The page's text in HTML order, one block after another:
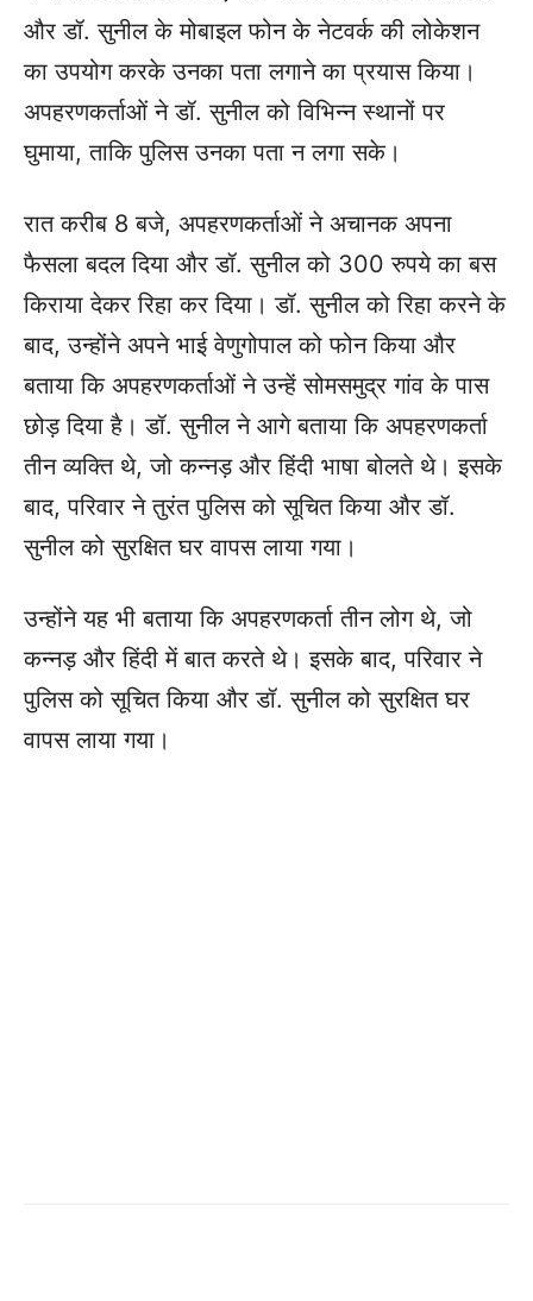
और डॉ. सुनील के मोबाइल फोन के नेटवर्क की लोकेशन
का उपयोग करके उनका पता लगाने का प्रयास किया।
अपहरणकर्ताओं ने डॉ. सुनील को विभिन्न स्थानों पर
घुमाया, ताकि पुलिस उनका पता न लगा सके।
रात करीब 8 बजे, अपहरणकर्ताओं ने अचानक अपना
फैसला बदल दिया और डॉ. सुनील को 300 रुपये का बस
किराया देकर रिहा कर दिया। डॉ. सुनील को रिहा करने के
बाद, उन्होंने अपने भाई वेणुगोपाल को फोन किया और
बताया कि अपहरणकर्ताओं ने उन्हें सोमसमुद्र गांव के पास
छोड़ दिया है। डॉ. सुनील ने आगे बताया कि अपहरणकर्ता
तीन व्यक्ति थे, जो कन्नड़ और हिंदी भाषा बोलते थे। इसके
बाद, परिवार ने तुरंत पुलिस को सूचित किया और डॉ.
सुनील को सुरक्षित घर वापस लाया गया।
उन्होंने यह भी बताया कि अपहरणकर्ता तीन लोग थे, जो
कन्नड़ और हिंदी में बात करते थे। इसके बाद, परिवार ने
पुलिस को सूचित किया और डॉ. सुनील को सुरक्षित घर
वापस लाया गया।